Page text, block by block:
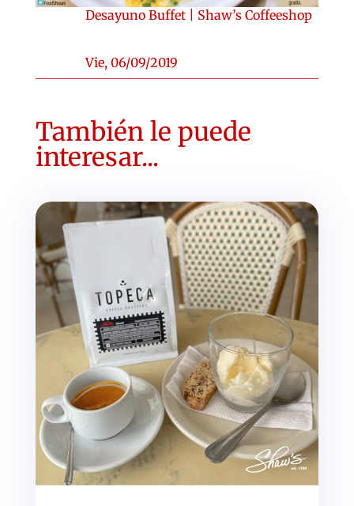
Desayuno Buffet| Shaw’s Coffeeshop
Vie, 06/09/2019
También le puede
interesar...